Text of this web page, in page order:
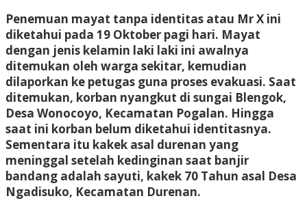
Penemuan mayat tanpa identitas atau Mr X ini
diketahui pada 19 Oktober pagi hari. Mayat
dengan jenis kelamin laki laki ini awalnya
ditemukan oleh warga sekitar, kemudian
dilaporkan ke petugas guna proses evakuasi. Saat
ditemukan, korban nyangkut di sungai Blengok,
Desa Wonocoyo, Kecamatan Pogalan. Hingga
saat ini korban belum diketahui identitasnya.
Sementara itu kakek asal durenan yang
meninggal setelah kedinginan saat banjir
bandang adalah sayuti, kakek 70 Tahun asal Desa
Ngadisuko, Kecamatan Durenan.